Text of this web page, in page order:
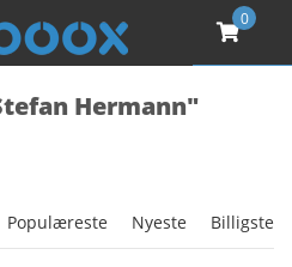
0
Hermann"
Populæreste Nyeste Billigste